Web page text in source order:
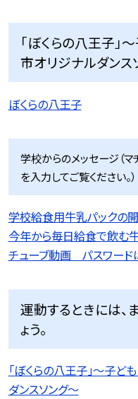
「ぼくらの八王子」
市オリジナルダンス
ぼくらの八王子
学校からのメッセージ（
を入力してご覧ください。）
学校給食用牛乳パックの
今年から毎日給食で飲む
チューブ動画 パスワード
運動するときには、
ょう。
「ぼくらの八王子」〜子ど
ダンスソング〜